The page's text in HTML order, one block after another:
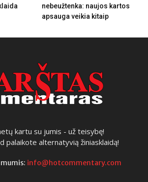
nebeužtenka: naujos kartos
apsauga veikia kitaip
kartu su jumis - už teisybę!
palaikote alternatyvią žiniasklaidą!
info@hotcommentary.com